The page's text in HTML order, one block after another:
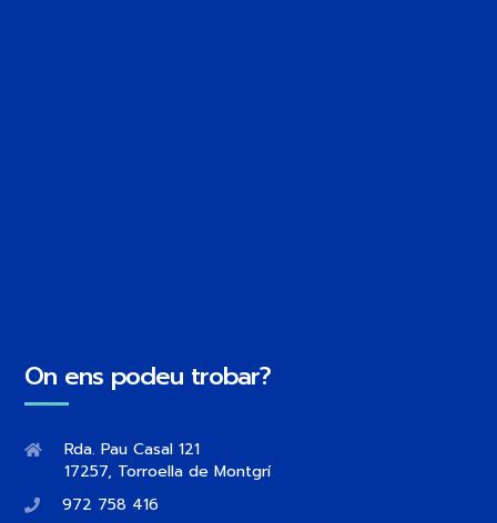
On ens podeu trobar?
Rda. Pau Casal 121
17257, Torroella de Montgrí
972 758 416